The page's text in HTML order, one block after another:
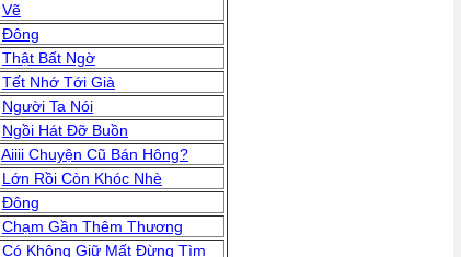
Vẽ
Đông
Thật Bất Ngờ
Tết Nhớ Tới Già
Người Ta Nói
Ngồi Hát Đỡ Buồn
Aiiii Chuyện Cũ Bán Hông?
Lớn Rồi Còn Khóc Nhè
Đông
Chạm Gần Thêm Thương
Có Không Giữ Mất Đừng Tìm